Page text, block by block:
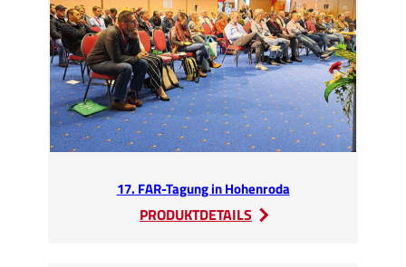
17. FAR-Tagung in Hohenroda
PRODUKTDETAILS
: